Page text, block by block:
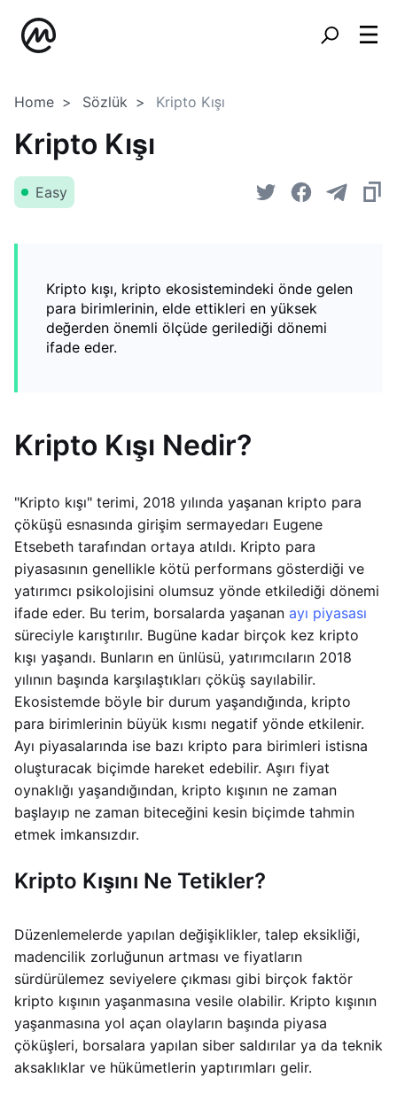
Home Sözlük Kripto Kışı
Kripto Kışı
Easy
Kripto kışı, kripto ekosistemindeki önde gelen
para birimlerinin, elde ettikleri en yüksek
değerden önemli ölçüde gerilediği dönemi
ifade eder.
Kripto Kışı Nedir?
"Kripto kışı" terimi, 2018 yılında yaşanan kripto para
çöküşü esnasında girişim sermayedarı Eugene
Etsebeth tarafından ortaya atıldı. Kripto para
piyasasının genellikle kötü performans gösterdiği ve
yatırımcı psikolojisini olumsuz yönde etkilediği dönemi
ifade eder. Bu terim, borsalarda yaşanan ayı piyasası
süreciyle karıştırılır. Bugüne kadar birçok kez kripto
kışı yaşandı. Bunların en ünlüsü, yatırımcıların 2018
yılının başında karşılaştıkları çöküş sayılabilir.
Ekosistemde böyle bir durum yaşandığında, kripto
para birimlerinin büyük kısmı negatif yönde etkilenir.
Ayı piyasalarında ise bazı kripto para birimleri istisna
oluşturacak biçimde hareket edebilir. Aşırı fiyat
oynaklığı yaşandığından, kripto kışının ne zaman
başlayıp ne zaman biteceğini kesin biçimde tahmin
etmek imkansızdır.
Kripto Kışını Ne Tetikler?
Düzenlemelerde yapılan değişiklikler, talep eksikliği,
madencilik zorluğunun artması ve fiyatların
sürdürülemez seviyelere çıkması gibi birçok faktör
kripto kışının yaşanmasına vesile olabilir. Kripto kışının
yaşanmasına yol açan olayların başında piyasa
çöküşleri, borsalara yapılan siber saldırılar ya da teknik
aksaklıklar ve hükümetlerin yaptırımları gelir.